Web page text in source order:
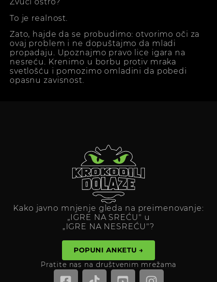
To je realnost.
Zato, hajde da se probudimo: otvorimo oči za
ovaj problem i ne dopuštajmo da mladi
propadaju. Upoznajmo pravo lice igara na
nesreću. Krenimo u borbu protiv mraka
svetlošću i pomozimo omladini da pobedi
opasnu zavisnost.
Kako javno mnjenje gleda na preimenovanje:
„IGRE NA SREĆU" u
„IGRE NA NESREĆU"?
POPUNI ANKETU →
Pratite nas na društvenim mrežama